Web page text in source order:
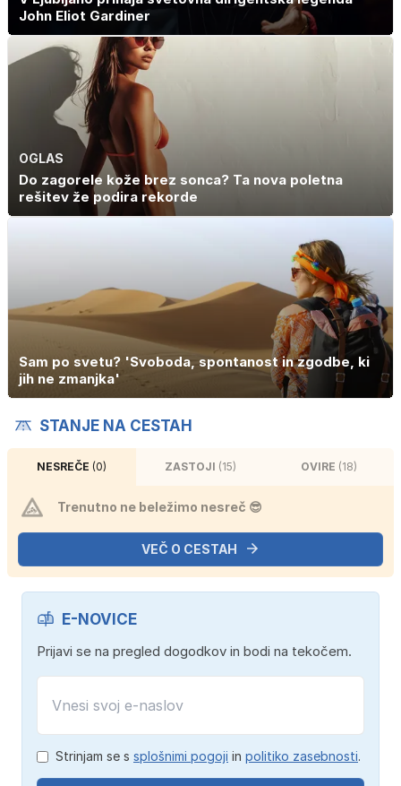
John Eliot Gardiner
OGLAS
Do zagorele kože brez sonca? Ta nova poletna
rešitev že podira rekorde
Sam po svetu? 'Svoboda, spontanost in zgodbe, ki
jih ne zmanjka'
STANJE NA CESTAH
NESREČE (0) ZASTOJI (15) OVIRE (18)
Trenutno ne beležimo nesreč 😎
VEČ O CESTAH
E-NOVICE
Prijavi se na pregled dogodkov in bodi na tekočem.
Strinjam se s splošnimi pogoji in politiko zasebnosti.